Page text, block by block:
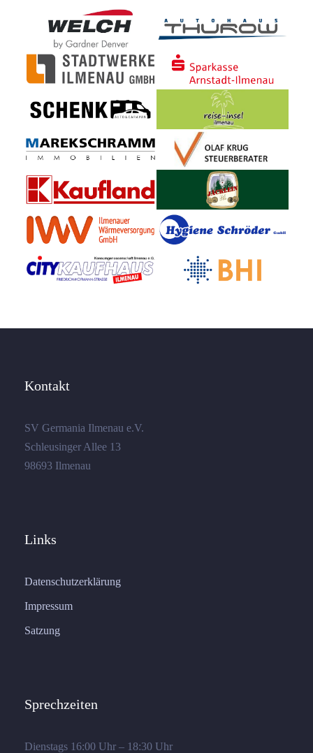
Kontakt
SV Germania Ilmenau e.V.
Schleusinger Allee 13
98693 Ilmenau
Links
Datenschutzerklärung
Impressum
Satzung
Sprechzeiten
Dienstags 16:00 Uhr – 18:30 Uhr